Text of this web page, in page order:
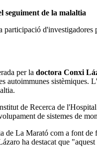
seguiment de la malaltia
per la doctora Conxi
autoimmunes sistèmiques.
de Recerca de
de sistemes de
de La Marató com a font de
ha destacat que